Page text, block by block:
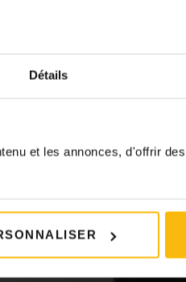
Détails
et les annonces, d'offrir